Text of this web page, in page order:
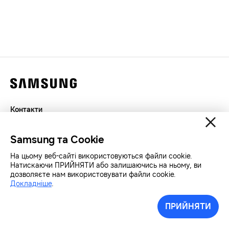
Контакти
Конфіденційність
SAMSUNG.COM
Авторські права© SAMSUNG Всі права захищенно.
Samsung та Cookie
На цьому веб-сайті використовуються файли cookie.
Натискаючи ПРИЙНЯТИ або залишаючись на ньому, ви
дозволяєте нам використовувати файли cookie.
Докладніше.
ПРИЙНЯТИ